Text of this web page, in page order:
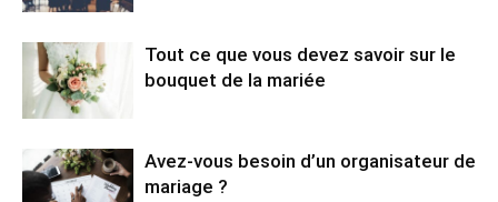
Tout ce que vous devez savoir sur le
bouquet de la mariée
Avez-vous besoin d’un organisateur de
mariage ?